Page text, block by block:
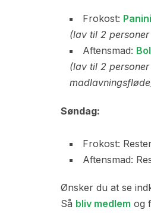
Frokost:
(lav til 2
Aftensmad:
(lav til 2
Søndag:
Frokost:
Aftensmad:
Ønsker du at se
Så bliv medlem og